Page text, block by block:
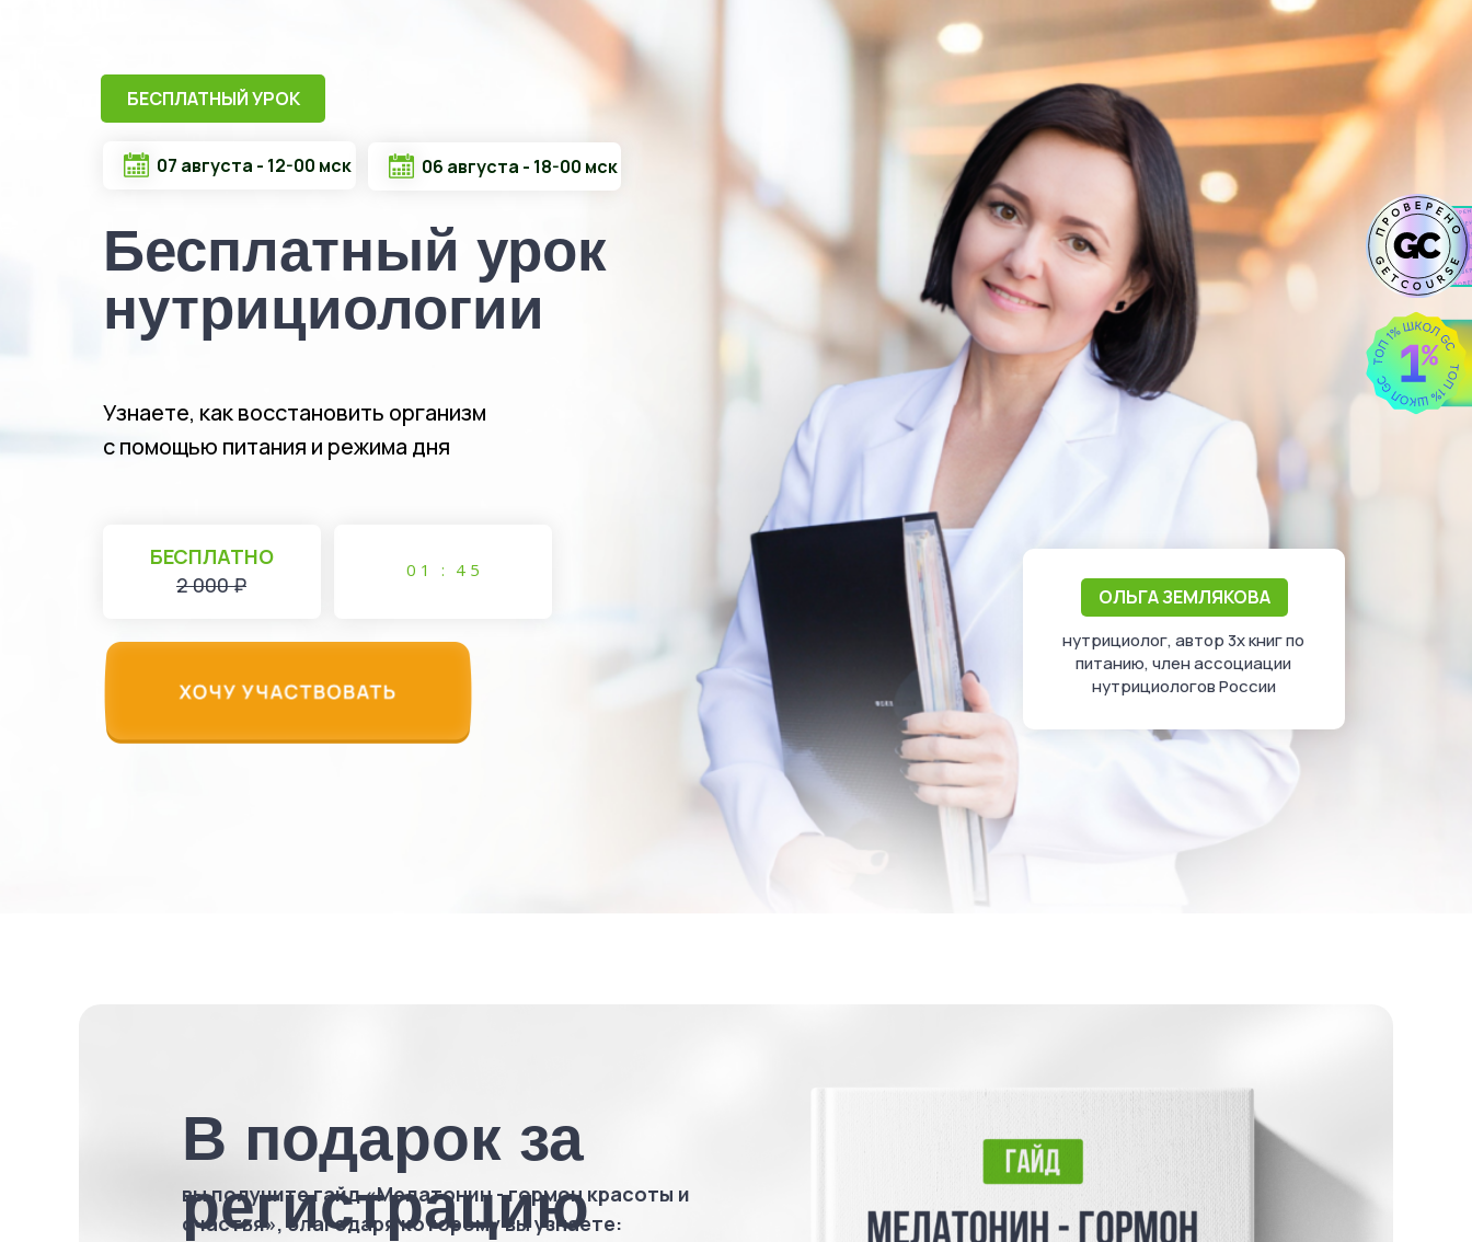
Бесплатный урок
нутрициологии
нутрициолог, автор 3х книг по
питанию, член ассоциации
нутрициологов России
ОЛЬГА ЗЕМЛЯКОВА
БЕСПЛАТНО
2 000 ₽
БЕСПЛАТНЫЙ УРОК
0 1 : 4
4
3
07 августа - 12-00 мск 06 августа - 18-00 мск
Узнаете, как восстановить организм
с помощью питания и режима дня
В подарок за
регистрацию
вы получите гайд «Мелатонин - гормон красоты и
счастья», благодаря которому вы узнаете: